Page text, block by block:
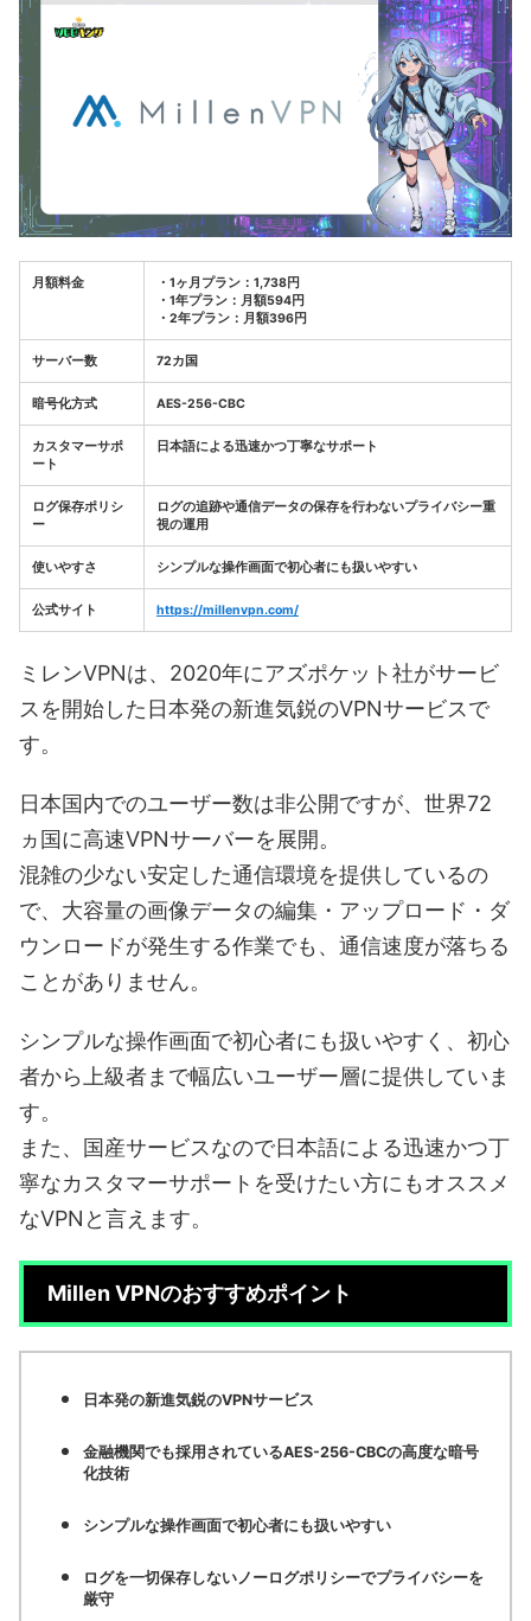
月額料金
・1ヶ月プラン：1,738円
・1年プラン：月額594円
・2年プラン：月額396円
サーバー数 72カ国
暗号化方式 AES-256-CBC
カスタマーサポ
ート
日本語による迅速かつ丁寧なサポート
ログ保存ポリシ
ー
ログの追跡や通信データの保存を行わないプライバシー重
視の運用
使いやすさ シンプルな操作画面で初心者にも扱いやすい
公式サイト https://millenvpn.com/
ミレンVPNは、2020年にアズポケット社がサービ
スを開始した日本発の新進気鋭のVPNサービスで
す。
日本国内でのユーザー数は非公開ですが、世界72
ヵ国に高速VPNサーバーを展開。
混雑の少ない安定した通信環境を提供しているの
で、大容量の画像データの編集・アップロード・ダ
ウンロードが発生する作業でも、通信速度が落ちる
ことがありません。
シンプルな操作画面で初心者にも扱いやすく、初心
者から上級者まで幅広いユーザー層に提供していま
す。
また、国産サービスなので日本語による迅速かつ丁
寧なカスタマーサポートを受けたい方にもオススメ
なVPNと言えます。
Millen VPNのおすすめポイント
日本発の新進気鋭のVPNサービス
金融機関でも採用されているAES-256-CBCの高度な暗号
化技術
シンプルな操作画面で初心者にも扱いやすい
ログを一切保存しないノーログポリシーでプライバシーを
厳守